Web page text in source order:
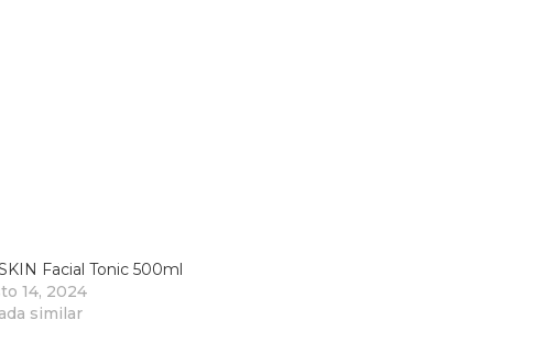
Facial Tonic 500ml
14, 2024
similar